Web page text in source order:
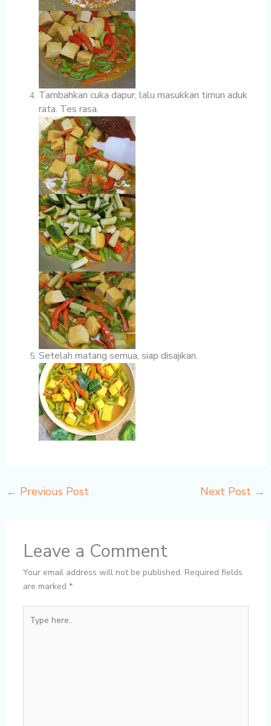
Tambahkan cuka dapur, lalu masukkan timun aduk
rata. Tes rasa.
Setelah matang semua, siap disajikan.
← Previous Post Next Post →
Leave a Comment
Your email address will not be published. Required fields
are marked *
here..